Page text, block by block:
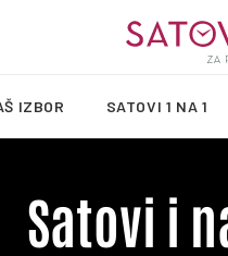
IZBOR SATOVI 1 NA 1
Satovi i